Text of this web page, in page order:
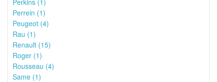
Perkins (1)
Perrein (1)
Peugeot (4)
Rau (1)
Renault (15)
Roger (1)
Rousseau (4)
Same (1)